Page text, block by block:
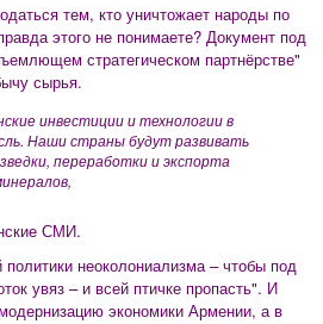
тем, кто уничтожает народы по
этого не понимаете? Документ под
стратегическом партнёрстве"
сырья.
инвестиции и технологии в
Наши страны будут развивать
переработки и экспорта
СМИ.
неоколониализма – чтобы под
увяз – и всей птичке пропасть". И
экономики Армении, а в